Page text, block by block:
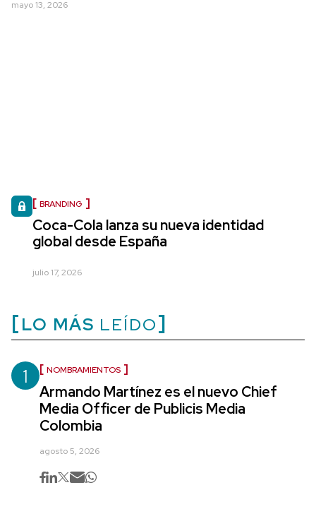
mayo 13, 2026
BRANDING
Coca-Cola lanza su nueva identidad
global desde España
julio 17, 2026
LO MÁS LEÍDO
1 NOMBRAMIENTOS
Armando Martínez es el nuevo Chief
Media Officer de Publicis Media
Colombia
agosto 5, 2026